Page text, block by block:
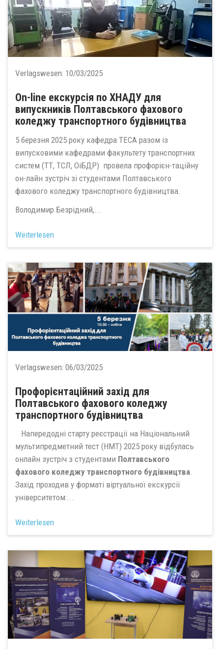
Verlagswesen: 10/03/2025
On-line екскурсія по ХНАДУ для
випускників Полтавського фахового
коледжу транспортного будівництва
5 березня 2025 року кафедра ТЕСА разом із
випусковими кафедрами факультету транспортних
систем (ТТ, ТСЛ, ОіБДР) провела профорієн-таційну
он-лайн зустріч зі студентами Полтавського
фахового коледжу транспортного будівництва.
Володимир Безрідний,...
Weiterlesen
Verlagswesen: 06/03/2025
Профорієнтаційний захід для
Полтавського фахового коледжу
транспортного будівництва
Напередодні старту реєстрації на Національний
мультипредметний тест (НМТ) 2025 року відбулась
онлайн зустріч з студентами Полтавського
фахового коледжу транспортного будівництва.
Захід проходив у форматі віртуальної екскурсії
університетом:...
Weiterlesen